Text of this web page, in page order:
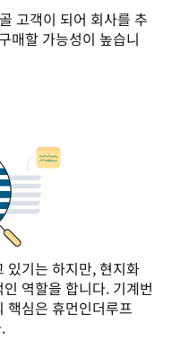
고객이 되어 회사를 추
매할 가능성이 높습니
있기는 하지만, 현지화
역할을 합니다. 기계번
핵심은 휴먼인더루프